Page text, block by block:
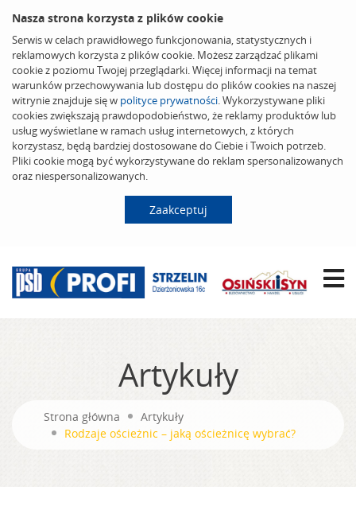
Nasza strona korzysta z plików cookie
Serwis w celach prawidłowego funkcjonowania, statystycznych i
reklamowych korzysta z plików cookie. Możesz zarządzać plikami
cookie z poziomu Twojej przeglądarki. Więcej informacji na temat
warunków przechowywania lub dostępu do plików cookies na naszej
witrynie znajduje się w polityce prywatności. Wykorzystywane pliki
cookies zwiększają prawdopodobieństwo, że reklamy produktów lub
usług wyświetlane w ramach usług internetowych, z których
korzystasz, będą bardziej dostosowane do Ciebie i Twoich potrzeb.
Pliki cookie mogą być wykorzystywane do reklam spersonalizowanych
oraz niespersonalizowanych.
Zaakceptuj
Artykuły
Strona główna
Artykuły
Rodzaje ościeżnic – jaką ościeżnicę wybrać?